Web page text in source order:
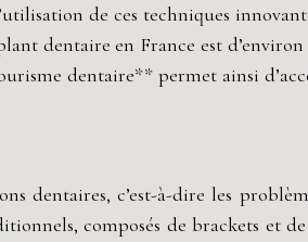
de ces techniques
dentaire en France est d’environ
dentaire** permet ainsi
dentaires, c’est-à-dire les
composés de brackets et